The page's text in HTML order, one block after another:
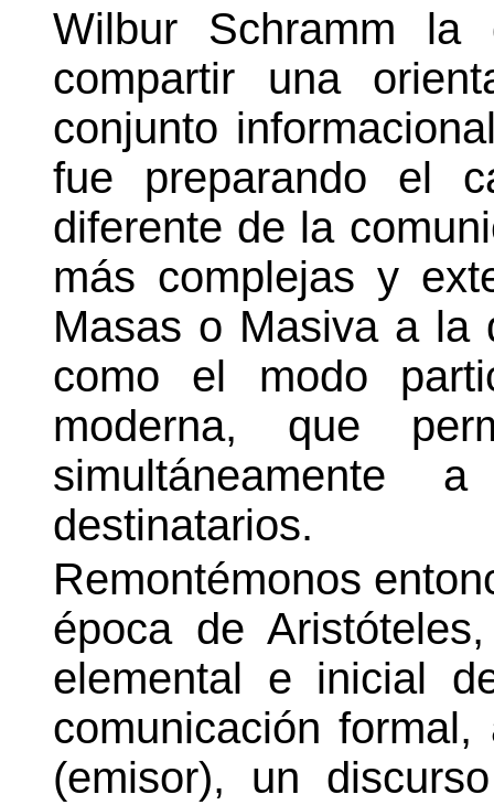
Wilbur Schramm
compartir una
conjunto
fue preparando el
diferente de la
más complejas y
Masas o Masiva a la
como el modo
moderna, que
destinatarios.
Remontémonos
época de
elemental e inicial
comunicación
(emisor), un